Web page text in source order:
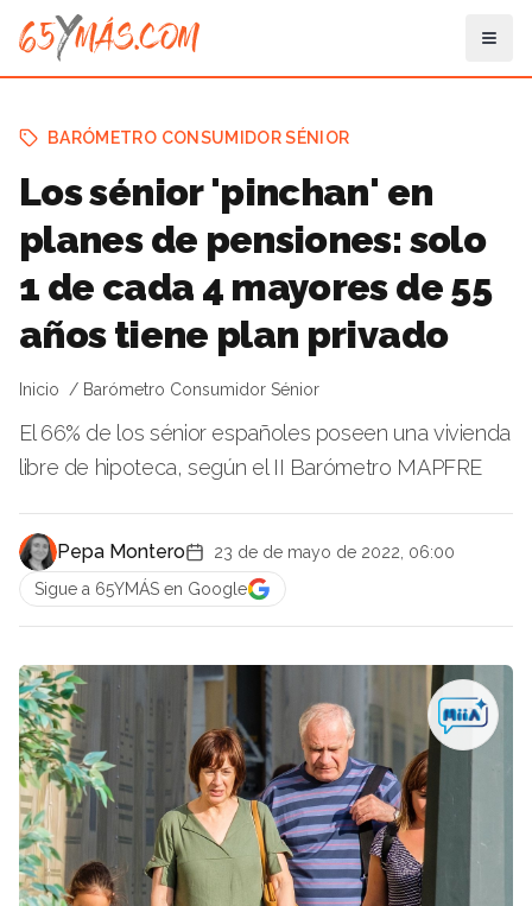
BARÓMETRO CONSUMIDOR SÉNIOR
Los sénior 'pinchan' en
planes de pensiones: solo
1 de cada 4 mayores de 55
años tiene plan privado
Inicio Barómetro Consumidor Sénior
El 66% de los sénior españoles poseen una vivienda
libre de hipoteca, según el II Barómetro MAPFRE
Pepa Montero
23 de de mayo de 2022, 06:00
Sigue a 65YMÁS en Google